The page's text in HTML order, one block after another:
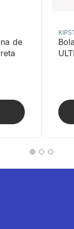
fluidez de
de